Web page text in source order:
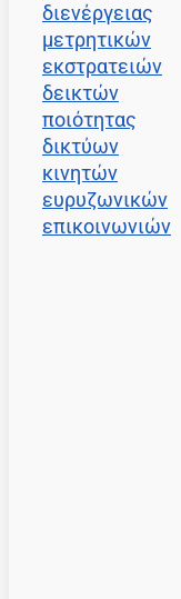
διενέργειας
μετρητικών
εκστρατειών
δεικτών
ποιότητας
δικτύων
κινητών
ευρυζωνικών
επικοινωνιών